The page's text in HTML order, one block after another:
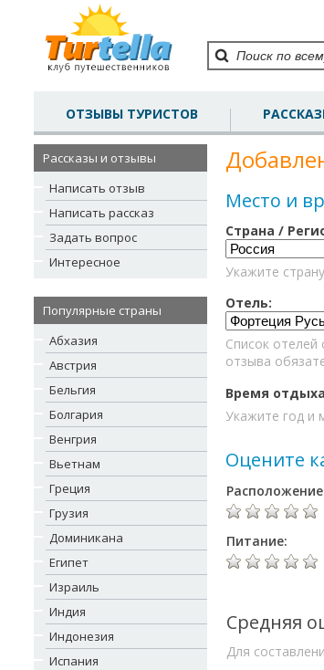
ОТЗЫВЫ ТУРИСТОВ
Рассказы и отзывы
Написать отзыв
Написать рассказ
Задать вопрос
Интересное
Популярные страны
Абхазия
Австрия
Бельгия
Болгария
Венгрия
Вьетнам
Греция
Грузия
Доминикана
Египет
Израиль
Индия
Индонезия
Испания
Место и
Страна /
Укажите
Отель:
Список
отзыва
Время
Укажите год и
Оцените
Питание:
Средняя
Для